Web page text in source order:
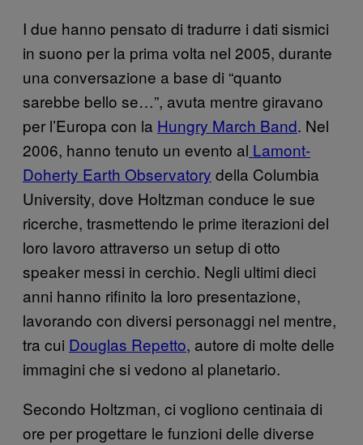
I due hanno pensato di tradurre i dati sismici
in suono per la prima volta nel 2005, durante
una conversazione a base di “quanto
sarebbe bello se…”, avuta mentre giravano
per l’Europa con la Hungry March Band. Nel
2006, hanno tenuto un evento al Lamont-
Doherty Earth Observatory della Columbia
University, dove Holtzman conduce le sue
ricerche, trasmettendo le prime iterazioni del
loro lavoro attraverso un setup di otto
speaker messi in cerchio. Negli ultimi dieci
anni hanno rifinito la loro presentazione,
lavorando con diversi personaggi nel mentre,
tra cui Douglas Repetto, autore di molte delle
immagini che si vedono al planetario.
Secondo Holtzman, ci vogliono centinaia di
ore per progettare le funzioni delle diverse